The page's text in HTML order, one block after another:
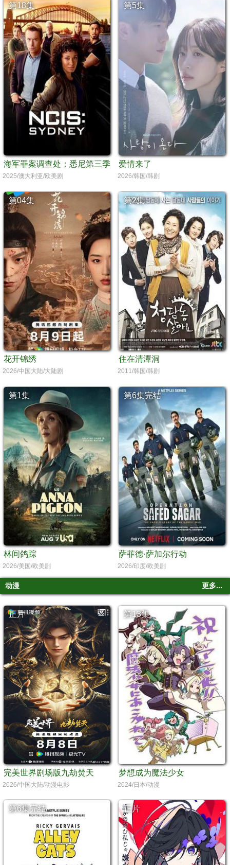
第18集
海军罪案调查处：悉尼第三季
2025/澳大利亚/欧美剧
第5集
爱情来了
2026/韩国/韩剧
第04集
花开锦绣
2026/中国大陆/大陆剧
第2集
住在清潭洞
2011/韩国/韩剧
第1集
林间鸽踪
2026/美国/欧美剧
第6集完结
萨菲德·萨加尔行动
2026/印度/欧美剧
动漫 更多...
正片
​完美世界剧场版九劫焚天​
2026/中国大陆/动漫电影
第13集
梦想成为魔法少女
2024/日本/动漫
第6集完结 正片